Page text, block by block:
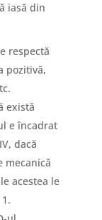
iasă din
respectă
pozitivă,
există
e încadrat
dacă
mecanică
acestea le